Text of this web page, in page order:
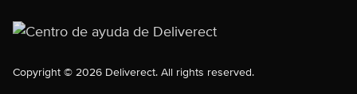
Copyright © 2026 Deliverect. All rights reserved.